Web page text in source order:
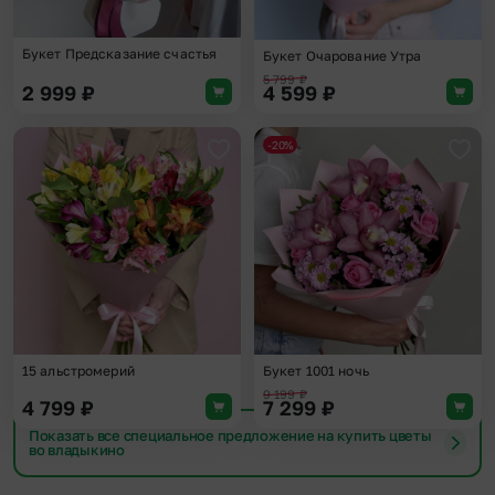
Букет Предсказание счастья
2 999 ₽
Букет Очарование Утра
5 799₽
4 599 ₽
Добавить в избранное
15 альстромерий
4 799 ₽
-20%
Букет 1001 ночь
9 199₽
7 299 ₽
Показать все специальное предложение на купить цветы
во владыкино